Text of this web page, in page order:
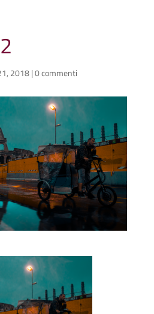
2018|0 commenti